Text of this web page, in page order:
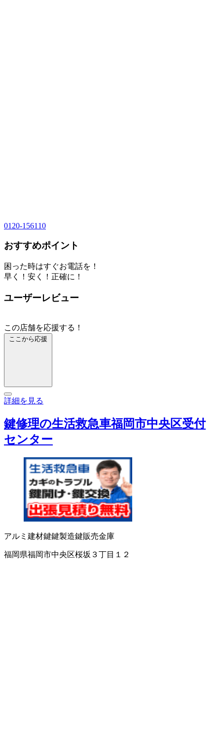
0120-156110
おすすめポイント
困った時はすぐお電話を！
早く！安く！正確に！
ユーザーレビュー
この店舗を応援する！
ここから応援
詳細を見る
鍵修理の生活救急車福岡市中央区受付
センター
アルミ建材鍵鍵製造鍵販売金庫
福岡県福岡市中央区桜坂３丁目１２